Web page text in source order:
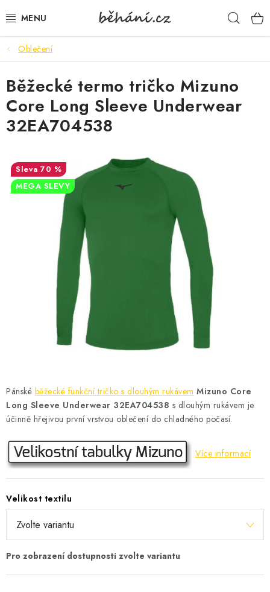
na
BOTY PÁNSKÉ
BOTY DÁMSKÉ
PÁNSKÉ OBLEČENÍ
DOPLŇKY
DÁRKOVÉ POUKAZY
VELIKOSTNÍ TABULKY
SPORTY
MEGA SLEVY
NOVINKY
NOVINKY INOV-8
OBLÍBENÉ DROBNOSTI
Oblečení
Pánské běžecké funkční tričko s dlouhým rukávem Mizuno Core
Long Sleeve Underwear 32EA704538 s dlouhým rukávem je
účinně hřejivou první vrstvou oblečení do chladného počasí.
Více informací
Velikost textilu
Běžecké termo tričko Mizuno
Core Long Sleeve Underwear
32EA704538
70 %
MEGA SLEVY